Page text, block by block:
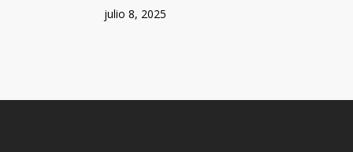
julio 8, 2025